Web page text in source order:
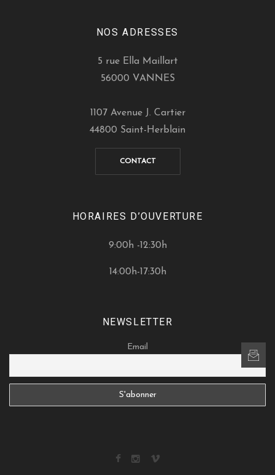
NOS ADRESSES
5 rue Ella Maillart
56000 VANNES
1107 Avenue J. Cartier
44800 Saint-Herblain
CONTACT
HORAIRES D’OUVERTURE
9:00h -12:30h
14:00h-17:30h
NEWSLETTER
Email